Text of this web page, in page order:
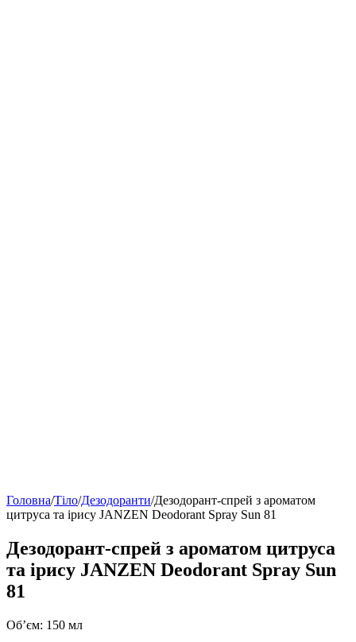
Головна/Тіло/Дезодоранти/Дезодорант-спрей з ароматом
цитруса та ірису JANZEN Deodorant Spray Sun 81
Дезодорант-спрей з ароматом цитруса
та ірису JANZEN Deodorant Spray Sun
81
Об’єм: 150 мл